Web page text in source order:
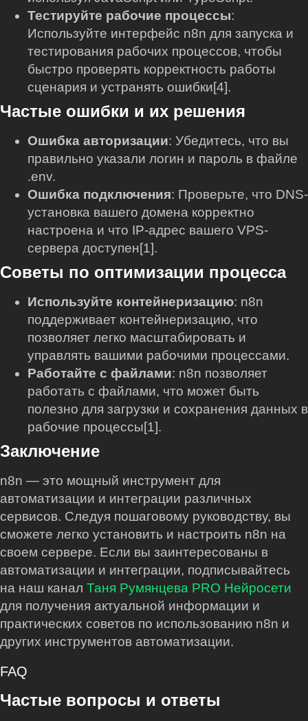
Тестируйте рабочие процессы:
Используйте интерфейс n8n для запуска и
тестирования рабочих процессов, чтобы
быстро проверять корректность работы
сценария и устранять ошибки[4].
Частые ошибки и их решения
Ошибка авторизации: Убедитесь, что вы
правильно указали логин и пароль в файле
.env.
Ошибка подключения: Проверьте, что DNS-
установка вашего домена корректно
настроена и что IP-адрес вашего VPS-
сервера доступен[1].
Советы по оптимизации процесса
Используйте контейнеризацию: n8n
поддерживает контейнеризацию, что
позволяет легко масштабировать и
управлять вашими рабочими процессами.
Работайте с файлами: n8n позволяет
работать с файлами, что может быть
полезно для загрузки и сохранения данных в
рабочие процессы[1].
Заключение
n8n — это мощный инструмент для
автоматизации и интеграции различных
сервисов. Следуя пошаговому руководству, вы
сможете легко установить и настроить n8n на
своем сервере. Если вы заинтересованы в
автоматизации и интеграции, подписывайтесь
на наш канал Таня Румянцева PRO Нейросети
для получения актуальной информации и
практических советов по использованию n8n и
других инструментов автоматизации.
FAQ
Частые вопросы и ответы